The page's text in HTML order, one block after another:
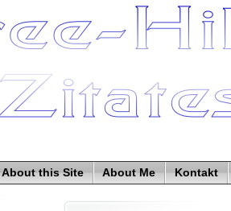
About this Site About Me Kontakt